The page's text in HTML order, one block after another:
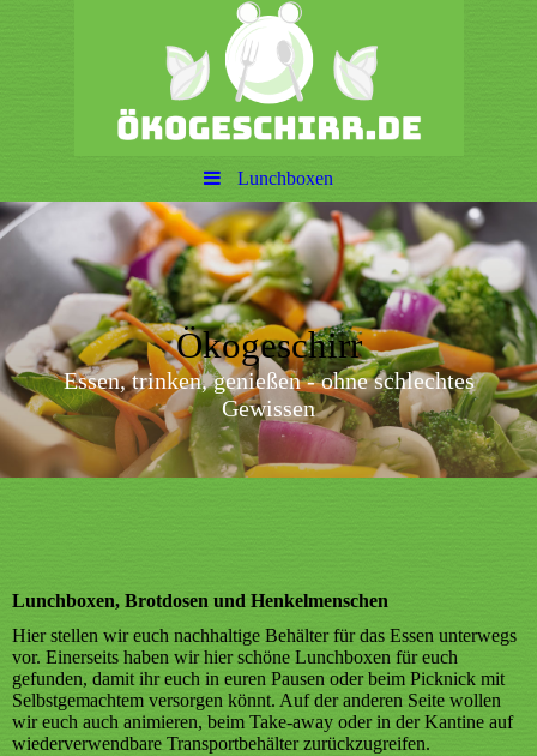
Lunchboxen
Ökogeschirr
Essen, trinken, genießen - ohne schlechtes
Gewissen
Lunchboxen, Brotdosen und Henkelmenschen
Hier stellen wir euch nachhaltige Behälter für das Essen unterwegs
vor. Einerseits haben wir hier schöne Lunchboxen für euch
gefunden, damit ihr euch in euren Pausen oder beim Picknick mit
Selbstgemachtem versorgen könnt. Auf der anderen Seite wollen
wir euch auch animieren, beim Take-away oder in der Kantine auf
wiederverwendbare Transportbehälter zurückzugreifen.